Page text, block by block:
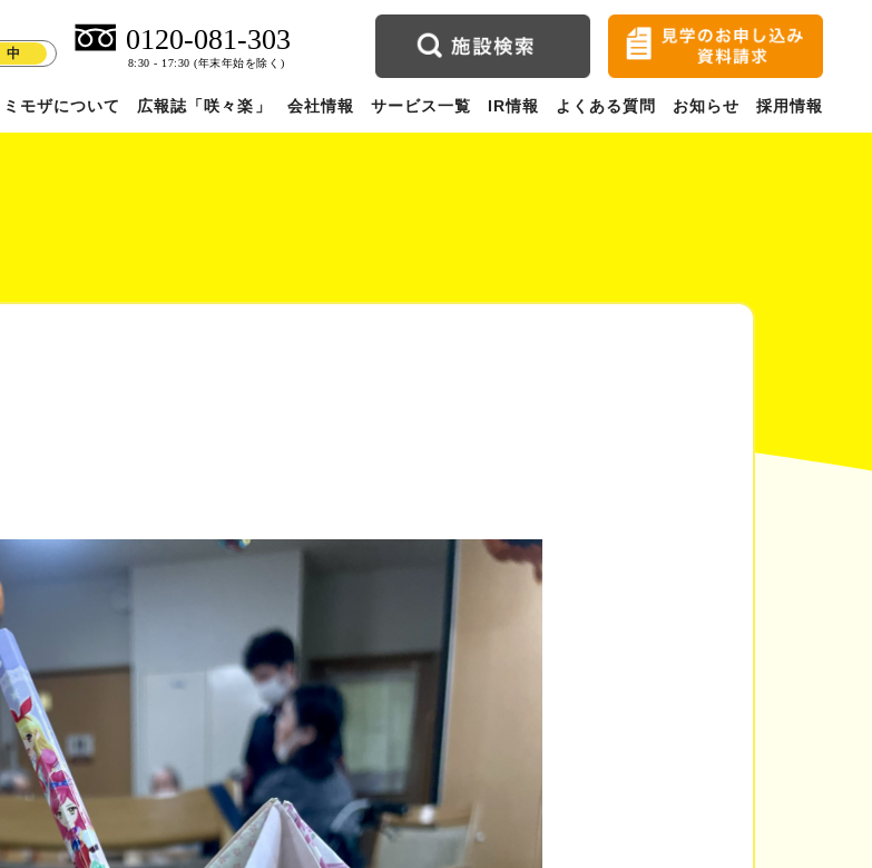
中
ミモザについて 広報誌「咲々楽」 会社情報 サービス一覧 IR情報 よくある質問 お知らせ 採用情報